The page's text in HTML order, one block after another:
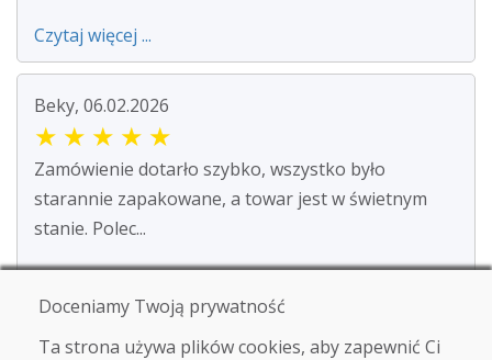
Czytaj więcej ...
Beky, 06.02.2026
★ ★ ★ ★ ★
Zamówienie dotarło szybko, wszystko było
starannie zapakowane, a towar jest w świetnym
stanie. Polec...
Czytaj więcej ...
Doceniamy Twoją prywatność
Ta strona używa plików cookies, aby zapewnić Ci